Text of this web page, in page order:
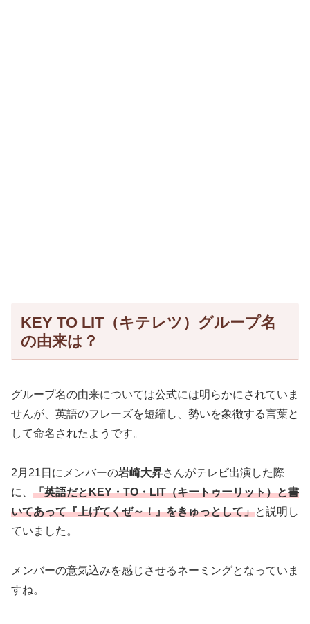
KEY TO LIT（キテレツ）グループ名
の由来は？
グループ名の由来については公式には明らかにされていま
せんが、英語のフレーズを短縮し、勢いを象徴する言葉と
して命名されたようです。
2月21日にメンバーの岩崎大昇さんがテレビ出演した際
に、 「英語だとKEY・TO・LIT（キートゥーリット）と書
いてあって『上げてくぜ～！』をきゅっとして」と説明し
ていました。
メンバーの意気込みを感じさせるネーミングとなっていま
すね。